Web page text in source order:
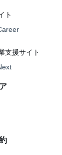
ト
支援サイト